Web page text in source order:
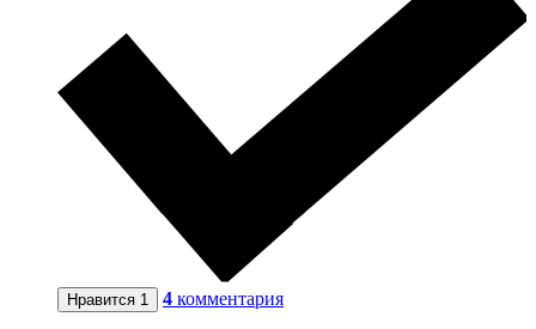
Нравится 1 4 комментария